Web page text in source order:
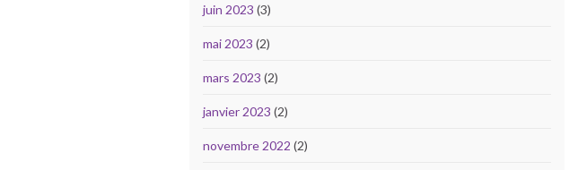
juin 2023 (3)
mai 2023 (2)
mars 2023 (2)
janvier 2023 (2)
novembre 2022 (2)